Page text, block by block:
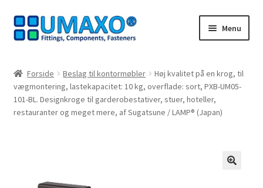
Spring
til
Spring
til
Menu
Afbestillingsregler
AGB
Indkøbskurv
Forside Beslag til kontormøbler
Høj kvalitet på en krog, til
vægmontering, lastekapacitet: 10 kg, overflade: sort, PXB-UM05-
101-BL. Designkroge til garderobestativer, stuer, hoteller,
restauranter og meget mere, af Sugatsune / LAMP® (Japan)